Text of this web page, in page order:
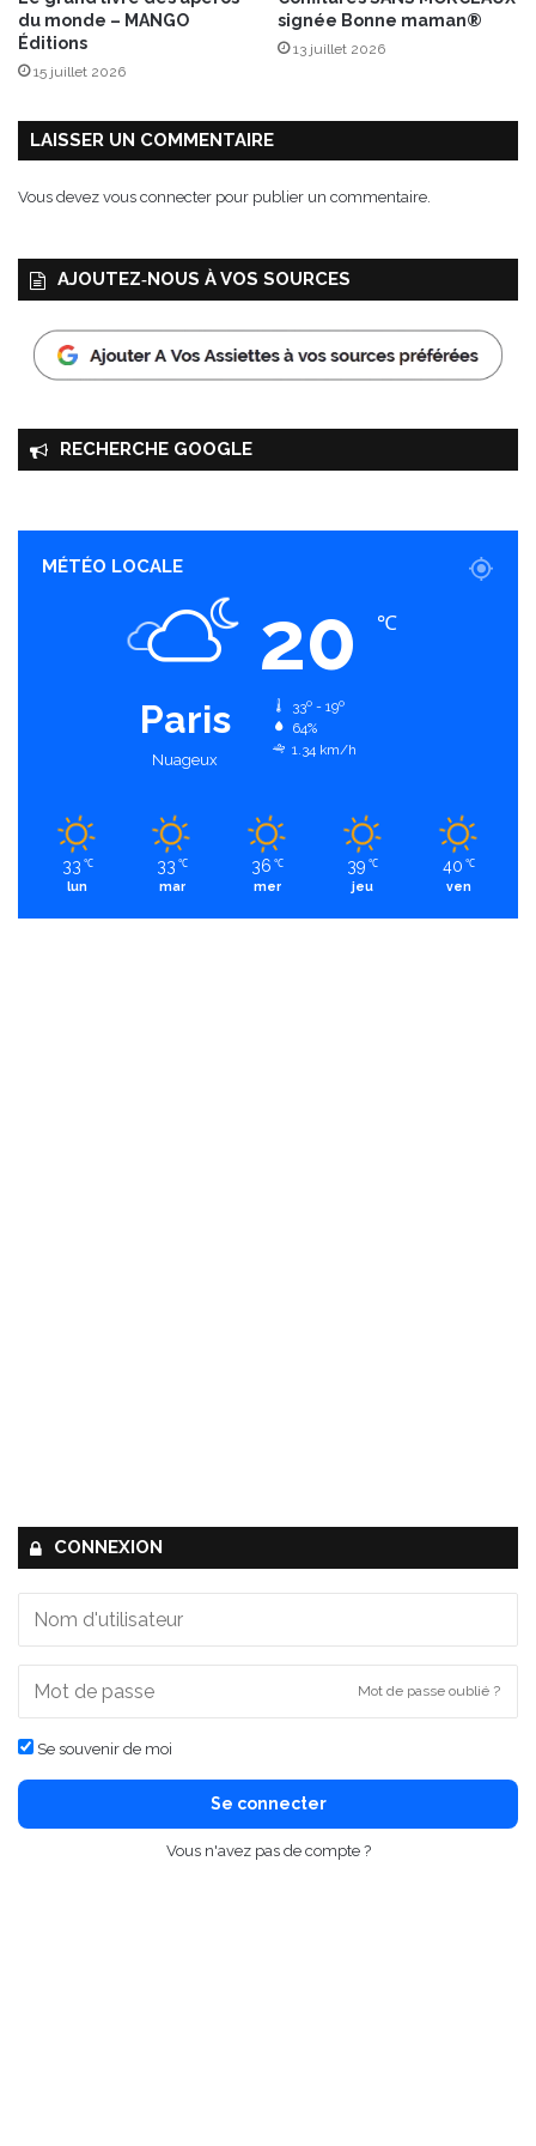
!
du monde – MANGO
Éditions
15 juillet 2026
signée Bonne maman®
13 juillet 2026
LAISSER UN COMMENTAIRE
Vous devez vous connecter pour publier un commentaire.
AJOUTEZ‑NOUS À VOS SOURCES
RECHERCHE GOOGLE
MÉTÉO LOCALE
Paris
Nuageux
20 ℃
33º - 19º
64%
1.34 km/h
33 ℃
lun
33 ℃
mar
36 ℃
mer
39 ℃
jeu
40 ℃
ven
CONNEXION
Mot de passe oublié ?
Se souvenir de moi
Se connecter
Vous n'avez pas de compte ?